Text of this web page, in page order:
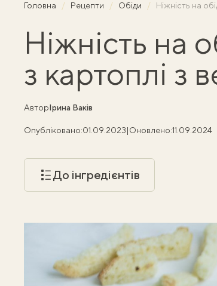
Головна Рецепти Обіди Ніжність на
Ніжність на
з картоплі з
АвторІрина Ваків
Опубліковано:01.09.2023|Оновлено:11.09.2024
До інгредієнтів